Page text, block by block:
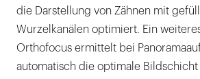
die Darstellung von Zähnen mit
Wurzelkanälen optimiert. Ein
Orthofocus ermittelt bei
automatisch die optimale